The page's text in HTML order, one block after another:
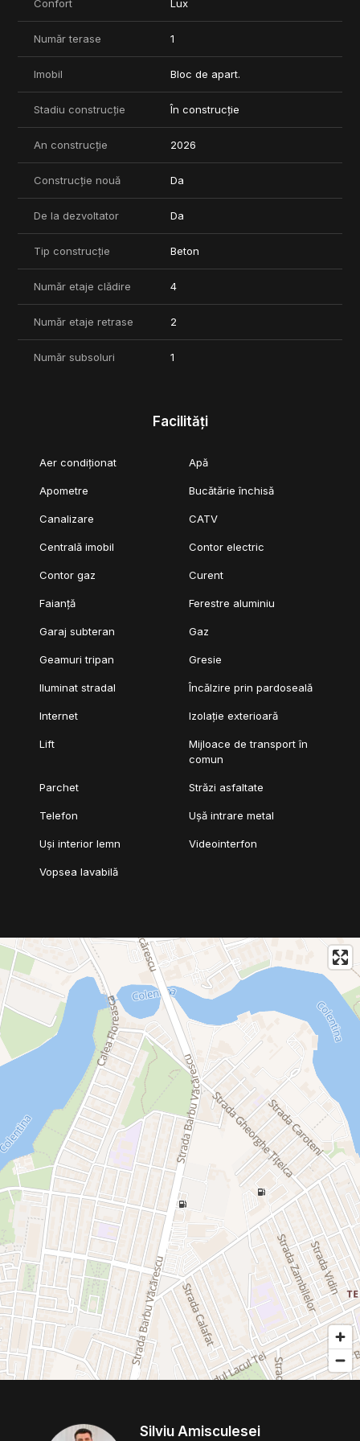
Confort Lux
Număr terase 1
Imobil Bloc de apart.
Stadiu construcție În construcție
An construcție 2026
Construcție nouă Da
De la dezvoltator Da
Tip construcție Beton
Număr etaje clădire 4
Număr etaje retrase 2
Număr subsoluri 1
Facilități
Aer condiționat Apă
Apometre Bucătărie închisă
Canalizare CATV
Centrală imobil Contor electric
Contor gaz Curent
Faianță Ferestre aluminiu
Garaj subteran Gaz
Geamuri tripan Gresie
Iluminat stradal Încălzire prin pardoseală
Internet Izolație exterioară
Lift
Mijloace de transport în
comun
Parchet Străzi asfaltate
Telefon Ușă intrare metal
Uși interior lemn Videointerfon
Vopsea lavabilă
Silviu Amisculesei